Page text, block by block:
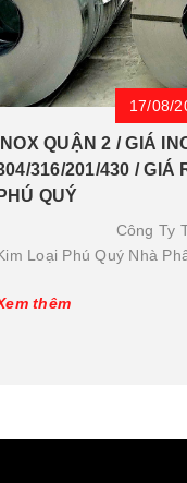
17/08/
INOX QUẬN 2 / GIÁ
316/201/430 / GIÁ
PHÚ QUÝ
Công Ty TNHH
Loại Phú Quý Nhà
thêm